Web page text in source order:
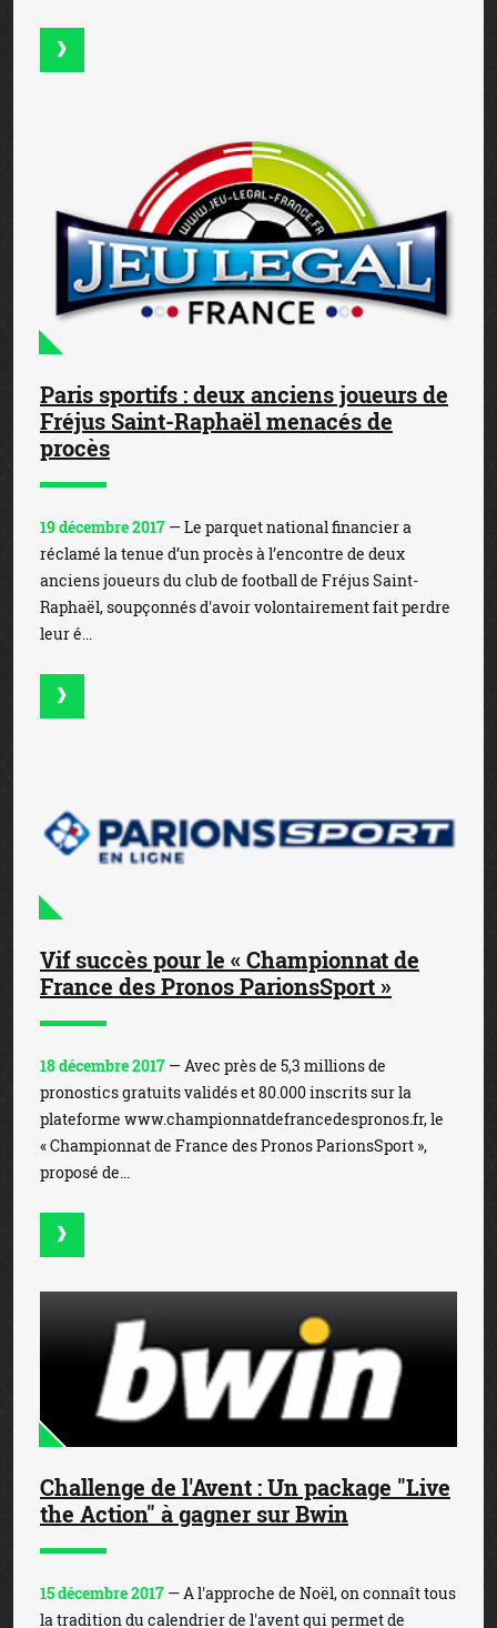
Paris sportifs : deux anciens joueurs de
Fréjus Saint-Raphaël menacés de
procès
19 décembre 2017 — Le parquet national financier a
réclamé la tenue d’un procès à l’encontre de deux
anciens joueurs du club de football de Fréjus Saint-
Raphaël, soupçonnés d'avoir volontairement fait perdre
leur é...
Vif succès pour le « Championnat de
France des Pronos ParionsSport »
18 décembre 2017 — Avec près de 5,3 millions de
pronostics gratuits validés et 80.000 inscrits sur la
plateforme www.championnatdefrancedespronos.fr, le
« Championnat de France des Pronos ParionsSport »,
proposé de...
Challenge de l'Avent : Un package "Live
the Action" à gagner sur Bwin
15 décembre 2017 — A l'approche de Noël, on connaît tous
la tradition du calendrier de l'avent qui permet de